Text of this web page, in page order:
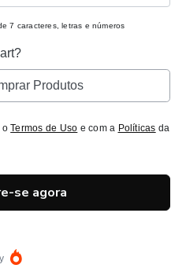
7 caracteres, letras e números
Produtos
oTermos de Uso e com a Políticas da
se agora